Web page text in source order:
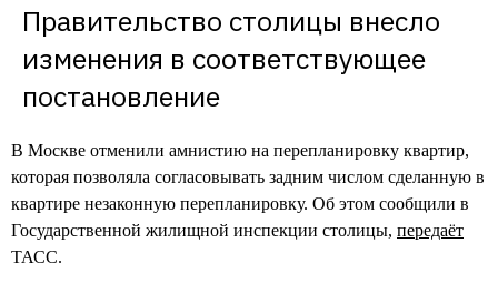
Правительство столицы внесло
изменения в соответствующее
постановление
В Москве отменили амнистию на перепланировку квартир,
которая позволяла согласовывать задним числом сделанную в
квартире незаконную перепланировку. Об этом сообщили в
Государственной жилищной инспекции столицы, передаёт
ТАСС.